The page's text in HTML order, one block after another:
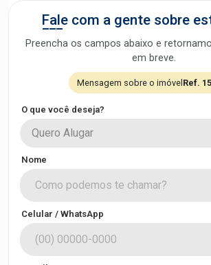
Fale com a gente sobre
Preencha os campos abaixo e
em breve.
Mensagem sobre o imóvel Ref.
O que você deseja?
Quero Alugar
Nome
Celular / WhatsApp